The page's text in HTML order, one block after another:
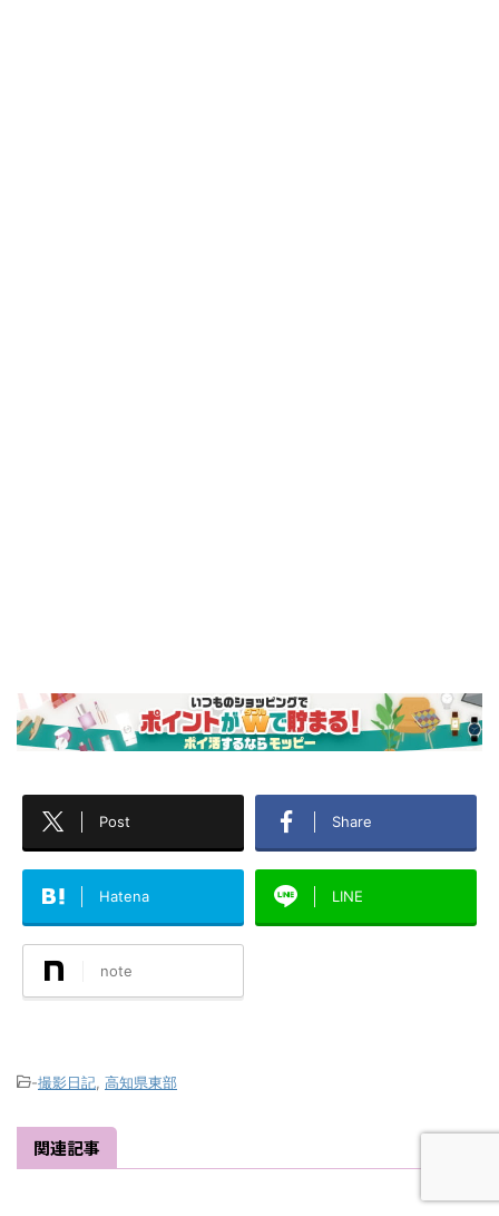
Post Share
Hatena LINE
note
-撮影日記 高知県東部
関連記事